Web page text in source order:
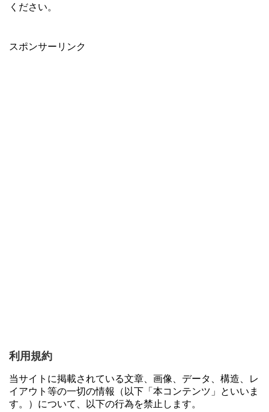
ください。
スポンサーリンク
利用規約
当サイトに掲載されている文章、画像、データ、構造、レ
イアウト等の一切の情報（以下「本コンテンツ」といいま
す。）について、以下の行為を禁止します。